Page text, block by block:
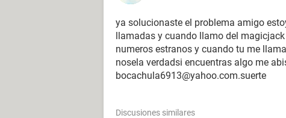
ya solucionaste el problema amigo
llamadas y cuando llamo del
numeros estranos y cuando tu me
nosela verdadsi encuentras algo me
bocachula6913@yahoo.com.suerte
Discusiones similares